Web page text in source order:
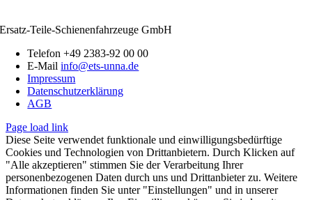
Ersatz-Teile-Schienenfahrzeuge GmbH
Telefon +49 2383-92 00 00
E-Mailinfo@ets-unna.de
Impressum
Datenschutzerklärung
AGB
Page load link
Diese Seite verwendet funktionale und einwilligungsbedürftige
Cookies und Technologien von Drittanbietern. Durch Klicken auf
"Alle akzeptieren" stimmen Sie der Verarbeitung Ihrer
personenbezogenen Daten durch uns und Drittanbieter zu. Weitere
Informationen finden Sie unter "Einstellungen" und in unserer